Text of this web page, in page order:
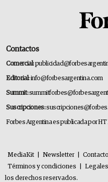
Contactos
Comercial:
Editorial:info@forbesargentina.com
Summit:
Suscripciones:
Forbes Argentina es publicada por HT
MediaKit Newsletter Contacto
Términos y condiciones
Legales
los derechos reservados.